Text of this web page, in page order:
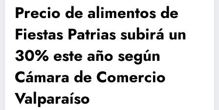
Precio de alimentos de
Fiestas Patrias subirá un
30% este año según
Cámara de Comercio
Valparaíso